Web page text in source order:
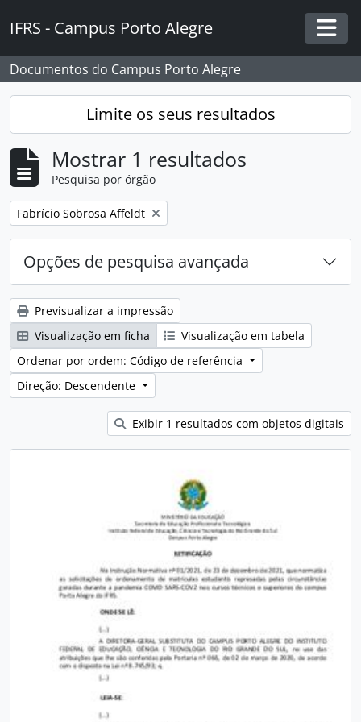
IFRS - Campus Porto Alegre
Documentos do Campus Porto Alegre
Limite os seus resultados
Mostrar 1 resultados
Pesquisa por órgão
Remover filtro:
Fabrício Sobrosa Affeldt
Opções de pesquisa avançada
Previsualizar a impressão
Visualização em ficha
Visualização em tabela
Ordenar por ordem: Código de referência
Direção: Descendente
Exibir 1 resultados com objetos digitais